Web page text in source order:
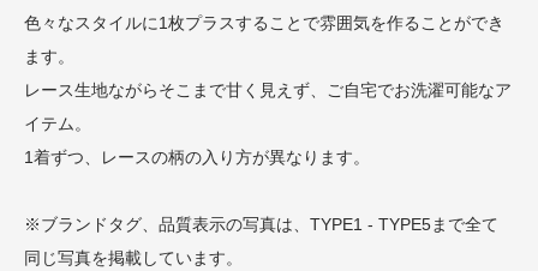
色々なスタイルに1枚プラスすることで雰囲気を作ることができ
ます。
レース生地ながらそこまで甘く見えず、ご自宅でお洗濯可能なア
イテム。
1着ずつ、レースの柄の入り方が異なります。
※ブランドタグ、品質表示の写真は、TYPE1 - TYPE5まで全て
同じ写真を掲載しています。